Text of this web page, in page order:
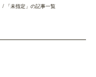
「未指定」の記事一覧